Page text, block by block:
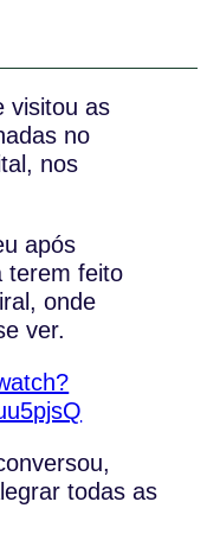
visitou as
no
nos
após
terem feito
onde
ver.
todas as